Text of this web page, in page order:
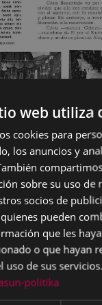
Page 1 of16
— PDF
web utiliza
cookies para
los anuncios y
sobre su uso de
socios de
pueden
que les haya
o que hayan
uso de sus servicios.
politika